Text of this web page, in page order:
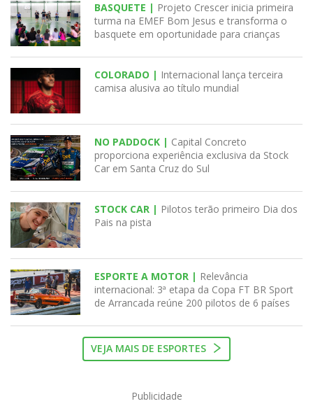
BASQUETE | Projeto Crescer inicia primeira
turma na EMEF Bom Jesus e transforma o
basquete em oportunidade para crianças
COLORADO | Internacional lança terceira
camisa alusiva ao título mundial
NO PADDOCK | Capital Concreto
proporciona experiência exclusiva da Stock
Car em Santa Cruz do Sul
STOCK CAR | Pilotos terão primeiro Dia dos
Pais na pista
ESPORTE A MOTOR | Relevância
internacional: 3ª etapa da Copa FT BR Sport
de Arrancada reúne 200 pilotos de 6 países
VEJA MAIS DE ESPORTES
Publicidade